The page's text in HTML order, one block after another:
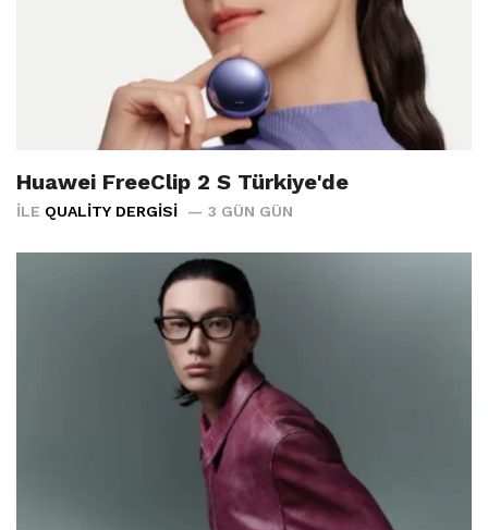
Huawei FreeClip 2 S Türkiye'de
İLE QUALITY DERGISI 3 GÜN GÜN